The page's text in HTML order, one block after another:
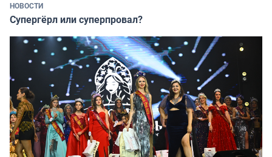
НОВОСТИ
Супергёрл или суперпровал?